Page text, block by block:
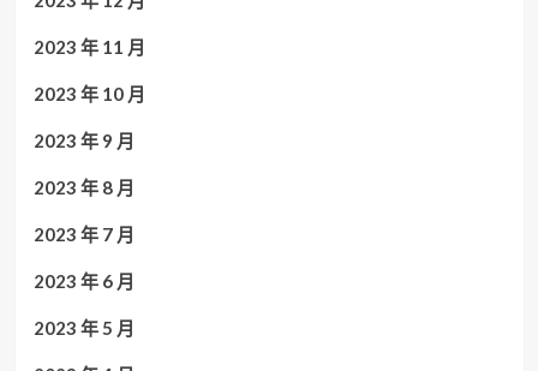
2023 年 11 月
2023 年 10 月
2023 年 9 月
2023 年 8 月
2023 年 7 月
2023 年 6 月
2023 年 5 月